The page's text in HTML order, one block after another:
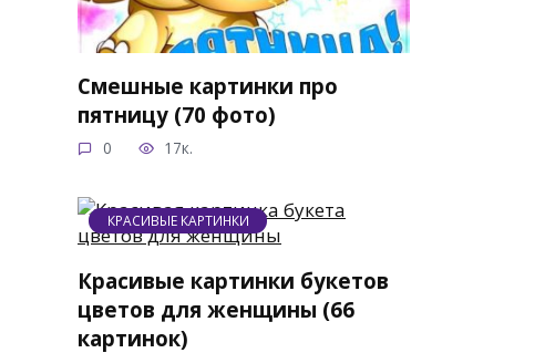
Смешные картинки про
пятницу (70 фото)
0 17к.
КРАСИВЫЕ КАРТИНКИ
Красивые картинки букетов
цветов для женщины (66
картинок)